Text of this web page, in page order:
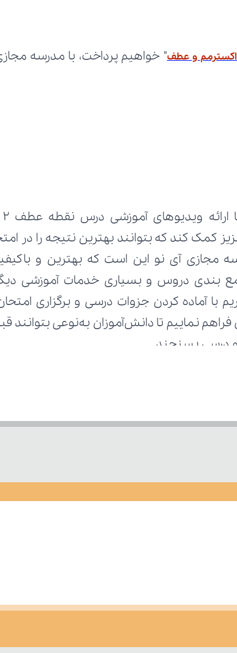
اکسترمم و عطف
درسی بسنجند.